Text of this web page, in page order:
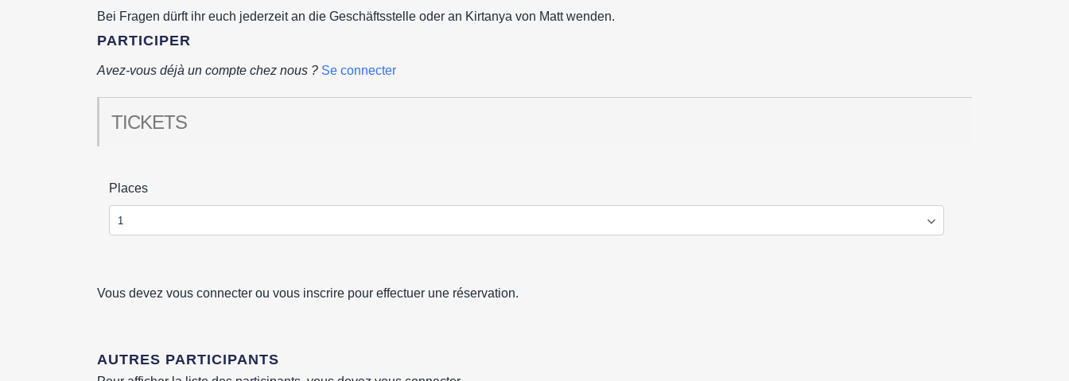
Bei Fragen dürft ihr euch jederzeit an die Geschäftsstelle oder an Kirtanya von Matt wenden.
PARTICIPER
Avez-vous déjà un compte chez nous ? Se connecter
TICKETS
Places
Vous devez vous connecter ou vous inscrire pour effectuer une réservation.
AUTRES PARTICIPANTS